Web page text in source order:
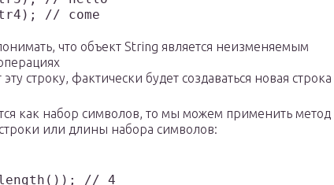
// come
что объект String является неизменяемым
строку, фактически будет создаваться новая строка
как набор символов, то мы можем применить метод
или длины набора символов: